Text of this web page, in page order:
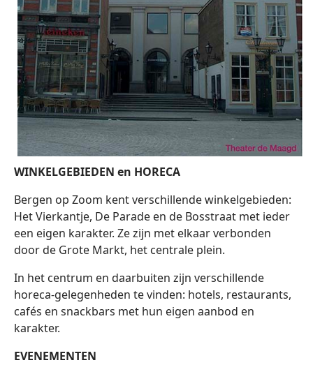
WINKELGEBIEDEN en HORECA
Bergen op Zoom kent verschillende winkelgebieden:
Het Vierkantje, De Parade en de Bosstraat met ieder
een eigen karakter. Ze zijn met elkaar verbonden
door de Grote Markt, het centrale plein.
In het centrum en daarbuiten zijn verschillende
horeca-gelegenheden te vinden: hotels, restaurants,
cafés en snackbars met hun eigen aanbod en
karakter.
EVENEMENTEN